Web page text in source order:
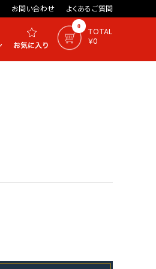
お問い合わせ よくあるご質問
0
TOTAL
￥0